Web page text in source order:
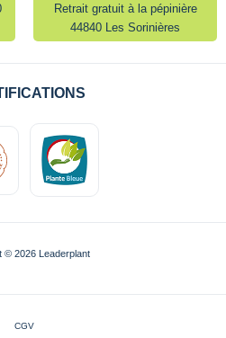
Retrait gratuit à la pépinière
44840 Les Sorinières
© 2026 Leaderplant
CGV